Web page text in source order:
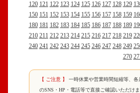
120 121 122 123 124 125 126 127 128 129
150 151 152 153 154 155 156 157 158 159
180 181 182 183 184 185 186 187 188 189
210 211 212 213 214 215 216 217 218 219
240 241 242 243 244 245 246 247 248 249
270
【 ご注意 】
一時休業や営業時間短縮等、
のSNS・HP・電話等で直接ご確認いただけ